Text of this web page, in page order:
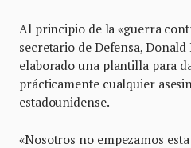
Al principio de la «guerra
secretario de Defensa,
elaborado una plantilla para
prácticamente cualquier
estadounidense.
«Nosotros no empezamos